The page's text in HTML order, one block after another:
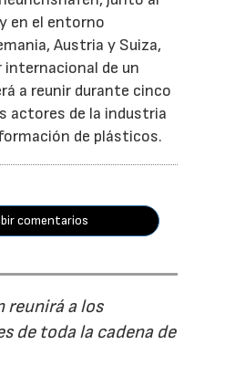
en el entorno
Austria y Suiza,
de un
a reunir durante cinco
actores de la industria
de plásticos.
comentarios
reunirá a los
de toda la cadena de